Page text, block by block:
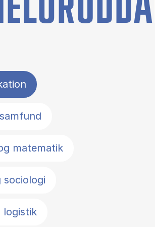
matematik
sociologi
logistik